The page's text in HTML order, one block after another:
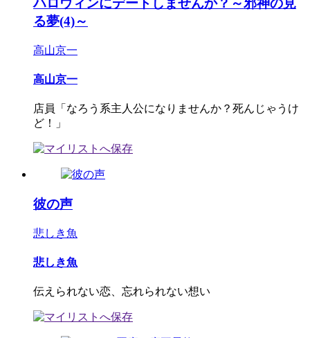
ハロウィンにデートしませんか？～邪神の見
る夢(4)～
高山京一
高山京一
店員「なろう系主人公になりませんか？死んじゃうけ
ど！」
彼の声
悲しき魚
悲しき魚
伝えられない恋、忘れられない想い